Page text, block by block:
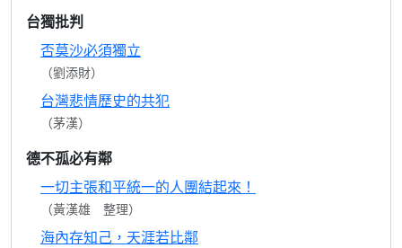
台獨批判
否莫沙必須獨立
（劉添財）
台灣悲情歷史的共犯
（茅漢）
德不孤必有鄰
一切主張和平統一的人團結起來！
（黃漢雄 整理）
海內存知己，天涯若比鄰